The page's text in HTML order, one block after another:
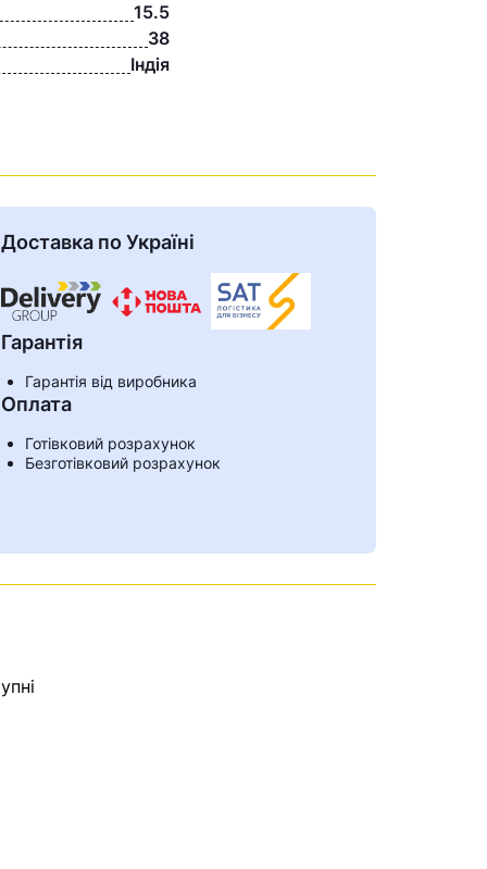
15.5
38
Індія
Доставка по Україні
Гарантія
Гарантія від виробника
Оплата
Готівковий розрахунок
Безготівковий розрахунок